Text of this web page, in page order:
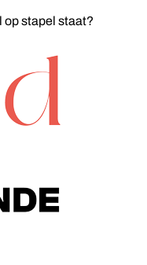
op stapel staat?